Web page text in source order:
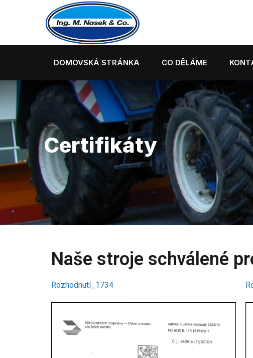
DOMOVSKÁ STRÁNKA CO DĚLÁME
Certifikáty
01
02
Naše stroje schválené
Rozhodnutí_1734